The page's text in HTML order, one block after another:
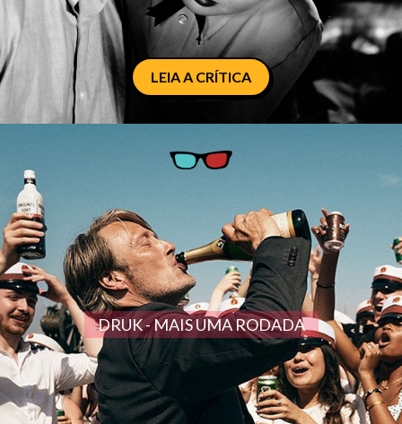
LEIA A CRÍTICA
DRUK - MAIS UMA RODADA